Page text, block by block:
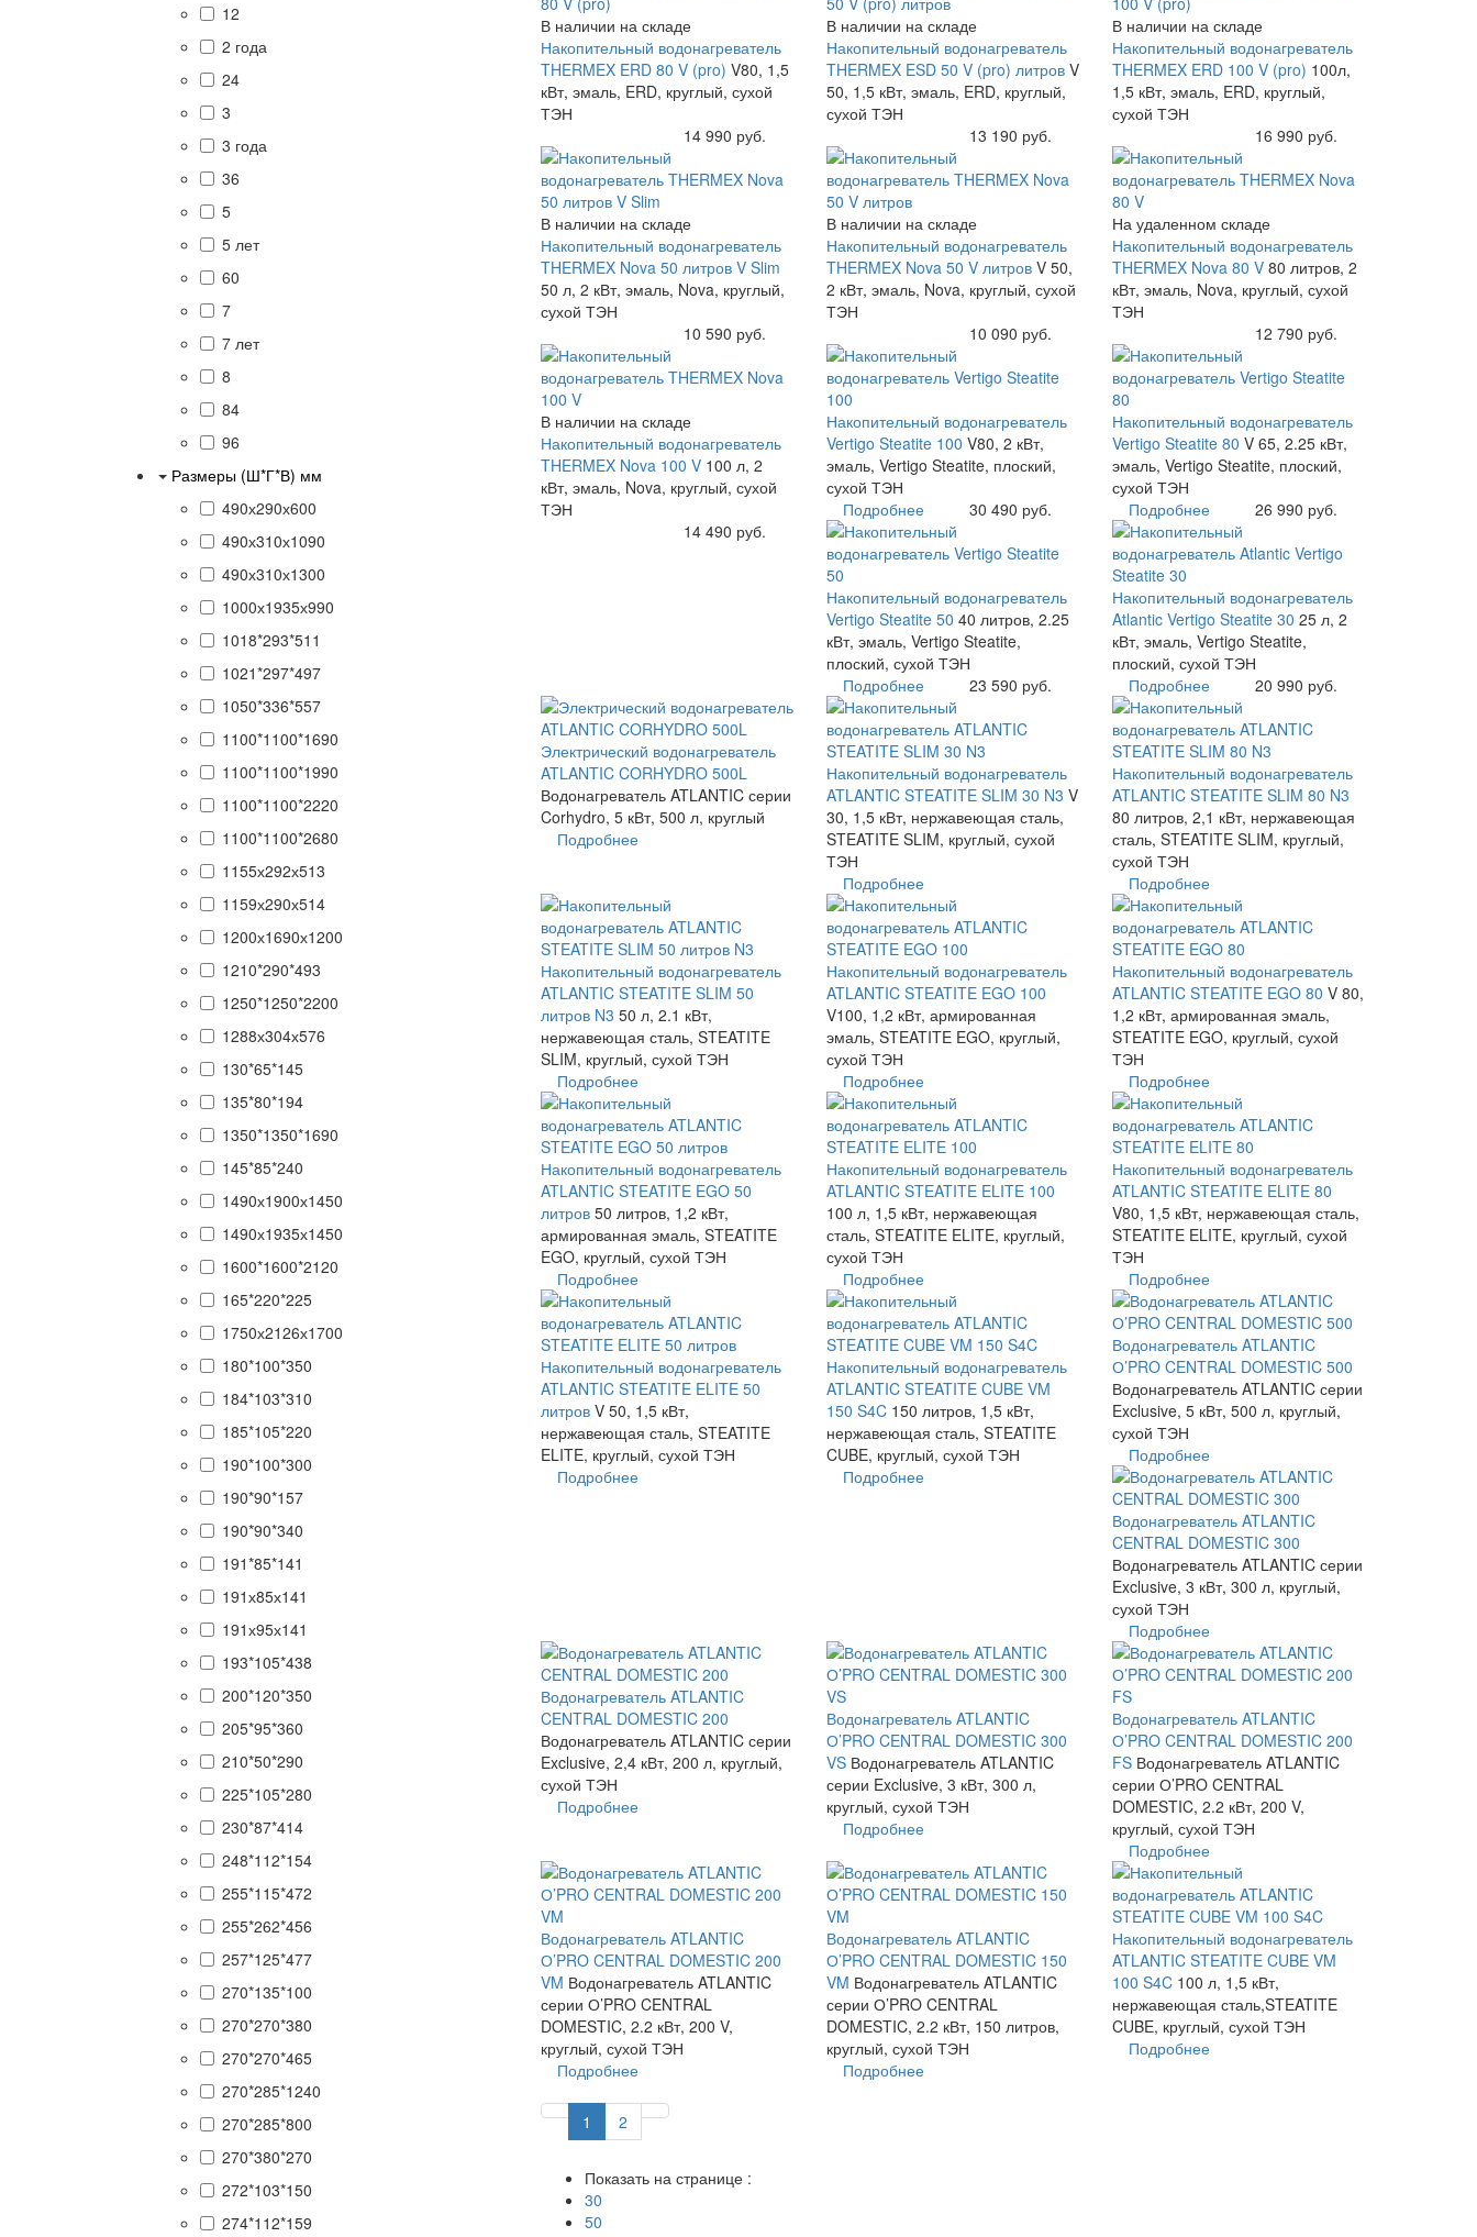
12
2 года
24
3
3 года
36
5
5 лет
60
7
7 лет
8
84
96
Размеры (Ш*Г*В) мм
490х290х600
490х310х1090
490х310х1300
1000х1935х990
1018*293*511
1021*297*497
1050*336*557
1100*1100*1690
1100*1100*1990
1100*1100*2220
1100*1100*2680
1155х292х513
1159х290х514
1200х1690х1200
1210*290*493
1250*1250*2200
1288х304х576
130*65*145
135*80*194
1350*1350*1690
145*85*240
1490х1900х1450
1490х1935х1450
1600*1600*2120
165*220*225
1750х2126х1700
180*100*350
184*103*310
185*105*220
190*100*300
190*90*157
190*90*340
191*85*141
191х85х141
191х95х141
193*105*438
200*120*350
205*95*360
210*50*290
225*105*280
230*87*414
248*112*154
255*115*472
255*262*456
257*125*477
270*135*100
270*270*380
270*270*465
270*285*1240
270*285*800
270*380*270
272*103*150
274*112*159
В наличии на складе
Накопительный водонагреватель
THERMEX ERD 80 V (pro) V80, 1,5
кВт, эмаль, ERD, круглый, сухой
ТЭН
14 990 руб.
В наличии на складе
Накопительный водонагреватель
THERMEX ESD 50 V (pro) литров V
50, 1,5 кВт, эмаль, ERD, круглый,
сухой ТЭН
13 190 руб.
В наличии на складе
Накопительный водонагреватель
THERMEX ERD 100 V (pro) 100л,
1,5 кВт, эмаль, ERD, круглый,
сухой ТЭН
16 990 руб.
В наличии на складе
Накопительный водонагреватель
THERMEX Nova 50 литров V Slim
50 л, 2 кВт, эмаль, Nova, круглый,
сухой ТЭН
10 590 руб.
В наличии на складе
Накопительный водонагреватель
THERMEX Nova 50 V литров V 50,
2 кВт, эмаль, Nova, круглый, сухой
ТЭН
10 090 руб.
На удаленном складе
Накопительный водонагреватель
THERMEX Nova 80 V 80 литров, 2
кВт, эмаль, Nova, круглый, сухой
ТЭН
12 790 руб.
В наличии на складе
Накопительный водонагреватель
THERMEX Nova 100 V 100 л, 2
кВт, эмаль, Nova, круглый, сухой
ТЭН
14 490 руб.
Накопительный водонагреватель
Vertigo Steatite 100 V80, 2 кВт,
эмаль, Vertigo Steatite, плоский,
сухой ТЭН
Подробнее
30 490 руб.
Накопительный водонагреватель
Vertigo Steatite 80 V 65, 2.25 кВт,
эмаль, Vertigo Steatite, плоский,
сухой ТЭН
Подробнее
26 990 руб.
Накопительный водонагреватель
Vertigo Steatite 50 40 литров, 2.25
кВт, эмаль, Vertigo Steatite,
плоский, сухой ТЭН
Подробнее
23 590 руб.
Накопительный водонагреватель
Atlantic Vertigo Steatite 30 25 л, 2
кВт, эмаль, Vertigo Steatite,
плоский, сухой ТЭН
Подробнее
20 990 руб.
Электрический водонагреватель
ATLANTIC CORHYDRO 500L
Водонагреватель ATLANTIC серии
Corhydro, 5 кВт, 500 л, круглый
Подробнее
Накопительный водонагреватель
ATLANTIC STEATITE SLIM 30 N3 V
30, 1,5 кВт, нержавеющая сталь,
STEATITE SLIM, круглый, сухой
ТЭН
Подробнее
Накопительный водонагреватель
ATLANTIC STEATITE SLIM 80 N3
80 литров, 2,1 кВт, нержавеющая
сталь, STEATITE SLIM, круглый,
сухой ТЭН
Подробнее
Накопительный водонагреватель
ATLANTIC STEATITE SLIM 50
литров N3 50 л, 2.1 кВт,
нержавеющая сталь, STEATITE
SLIM, круглый, сухой ТЭН
Подробнее
Накопительный водонагреватель
ATLANTIC STEATITE EGO 100
V100, 1,2 кВт, армированная
эмаль, STEATITE EGO, круглый,
сухой ТЭН
Подробнее
Накопительный водонагреватель
ATLANTIC STEATITE EGO 80 V 80,
1,2 кВт, армированная эмаль,
STEATITE EGO, круглый, сухой
ТЭН
Подробнее
Накопительный водонагреватель
ATLANTIC STEATITE EGO 50
литров 50 литров, 1,2 кВт,
армированная эмаль, STEATITE
EGO, круглый, сухой ТЭН
Подробнее
Накопительный водонагреватель
ATLANTIC STEATITE ELITE 100
100 л, 1,5 кВт, нержавеющая
сталь, STEATITE ELITE, круглый,
сухой ТЭН
Подробнее
Накопительный водонагреватель
ATLANTIC STEATITE ELITE 80
V80, 1,5 кВт, нержавеющая сталь,
STEATITE ELITE, круглый, сухой
ТЭН
Подробнее
Накопительный водонагреватель
ATLANTIC STEATITE ELITE 50
литров V 50, 1,5 кВт,
нержавеющая сталь, STEATITE
ELITE, круглый, сухой ТЭН
Подробнее
Накопительный водонагреватель
ATLANTIC STEATITE CUBE VM
150 S4C 150 литров, 1,5 кВт,
нержавеющая сталь, STEATITE
CUBE, круглый, сухой ТЭН
Подробнее
Водонагреватель ATLANTIC
О’PRO CENTRAL DOMESTIC 500
Водонагреватель ATLANTIC серии
Exclusive, 5 кВт, 500 л, круглый,
сухой ТЭН
Подробнее
Водонагреватель ATLANTIC
CENTRAL DOMESTIC 300
Водонагреватель ATLANTIC серии
Exclusive, 3 кВт, 300 л, круглый,
сухой ТЭН
Подробнее
Водонагреватель ATLANTIC
CENTRAL DOMESTIC 200
Водонагреватель ATLANTIC серии
Exclusive, 2,4 кВт, 200 л, круглый,
сухой ТЭН
Подробнее
Водонагреватель ATLANTIC
О’PRO CENTRAL DOMESTIC 300
VS Водонагреватель ATLANTIC
серии Exclusive, 3 кВт, 300 л,
круглый, сухой ТЭН
Подробнее
Водонагреватель ATLANTIC
О’PRO CENTRAL DOMESTIC 200
FS Водонагреватель ATLANTIC
серии О’PRO CENTRAL
DOMESTIC, 2.2 кВт, 200 V,
круглый, сухой ТЭН
Подробнее
Водонагреватель ATLANTIC
О’PRO CENTRAL DOMESTIC 200
VM Водонагреватель ATLANTIC
серии О’PRO CENTRAL
DOMESTIC, 2.2 кВт, 200 V,
круглый, сухой ТЭН
Подробнее
Водонагреватель ATLANTIC
О’PRO CENTRAL DOMESTIC 150
VM Водонагреватель ATLANTIC
серии О’PRO CENTRAL
DOMESTIC, 2.2 кВт, 150 литров,
круглый, сухой ТЭН
Подробнее
Накопительный водонагреватель
ATLANTIC STEATITE CUBE VM
100 S4C 100 л, 1,5 кВт,
нержавеющая сталь,STEATITE
CUBE, круглый, сухой ТЭН
Подробнее
1 2
Показать на странице :
30
50